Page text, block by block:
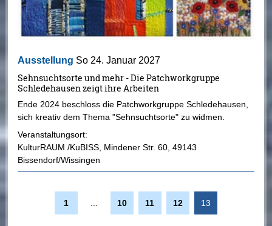
Ausstellung So 24. Januar 2027
Veranstaltungsort:
KulturRAUM /KuBISS, Mindener Str. 60, 49143
Bissendorf/Wissingen
Sehnsuchtsorte und mehr - Die Patchworkgruppe
Schledehausen zeigt ihre Arbeiten
Ende 2024 beschloss die Patchworkgruppe Schledehausen,
sich kreativ dem Thema "Sehnsuchtsorte" zu widmen.
1 10 11 12 13